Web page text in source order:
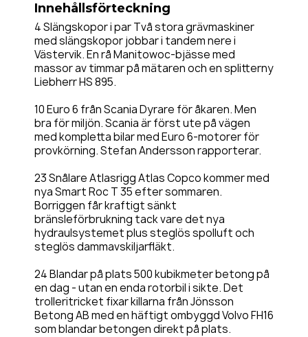
Innehållsförteckning
4 Slängskopor i par Två stora grävmaskiner
med slängskopor jobbar i tandem nere i
Västervik. En rå Manitowoc-bjässe med
massor av timmar på mätaren och en splitterny
Liebherr HS 895.
10 Euro 6 från Scania Dyrare för åkaren. Men
bra för miljön. Scania är först ute på vägen
med kompletta bilar med Euro 6-motorer för
provkörning. Stefan Andersson rapporterar.
23 Snålare Atlasrigg Atlas Copco kommer med
nya Smart Roc T 35 efter sommaren.
Borriggen får kraftigt sänkt
bränsleförbrukning tack vare det nya
hydraulsystemet plus steglös spolluft och
steglös dammavskiljarfläkt.
24 Blandar på plats 500 kubikmeter betong på
en dag - utan en enda rotorbil i sikte. Det
trolleritricket fixar killarna från Jönsson
Betong AB med en häftigt ombyggd Volvo FH16
som blandar betongen direkt på plats.